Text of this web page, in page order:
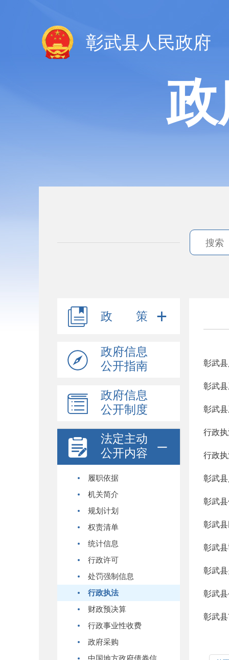
彰武县人民政府
政 策
政府信息
公开指南
政府信息
公开制度
法定主动
公开内容
履职依据
机关简介
规划计划
权责清单
统计信息
行政许可
处罚强制信息
行政执法
财政预决算
行政事业性收费
政府采购
彰武
彰武
行政
行政
彰武
彰武
彰武
彰武
彰武
彰武
彰武